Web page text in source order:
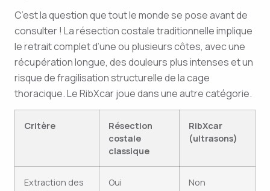
C’est la question que tout le monde se pose avant de
consulter ! La résection costale traditionnelle implique
le retrait complet d’une ou plusieurs côtes, avec une
récupération longue, des douleurs plus intenses et un
risque de fragilisation structurelle de la cage
thoracique. Le RibXcar joue dans une autre catégorie.
Critère
Résection
costale
classique
RibXcar
(ultrasons)
Extraction des
Oui Non